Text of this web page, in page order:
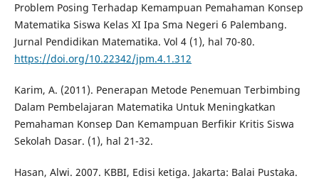
Problem Posing Terhadap Kemampuan Pemahaman Konsep
Matematika Siswa Kelas XI Ipa Sma Negeri 6 Palembang.
Jurnal Pendidikan Matematika. Vol 4 (1), hal 70-80.
https://doi.org/10.22342/jpm.4.1.312
Karim, A. (2011). Penerapan Metode Penemuan Terbimbing
Dalam Pembelajaran Matematika Untuk Meningkatkan
Pemahaman Konsep Dan Kemampuan Berfikir Kritis Siswa
Sekolah Dasar. (1), hal 21-32.
Hasan, Alwi. 2007. KBBI, Edisi ketiga. Jakarta: Balai Pustaka.